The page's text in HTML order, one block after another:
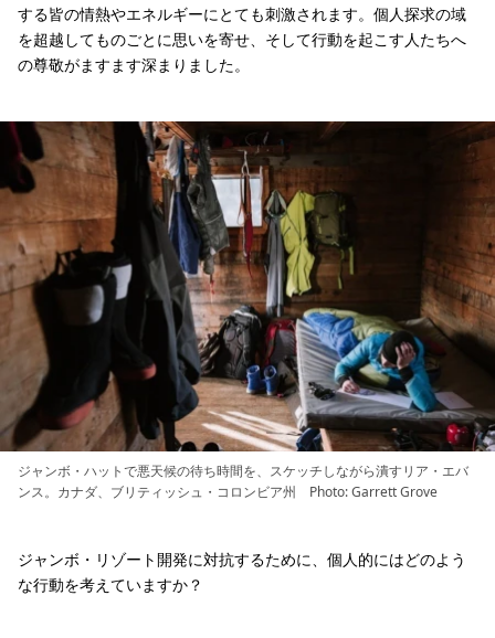
する皆の情熱やエネルギーにとても刺激されます。個人探求の域
を超越してものごとに思いを寄せ、そして行動を起こす人たちへ
の尊敬がますます深まりました。
ジャンボ・ハットで悪天候の待ち時間を、スケッチしながら潰すリア・エバ
ンス。カナダ、ブリティッシュ・コロンビア州 Photo: Garrett Grove
ジャンボ・リゾート開発に対抗するために、個人的にはどのよう
な行動を考えていますか？